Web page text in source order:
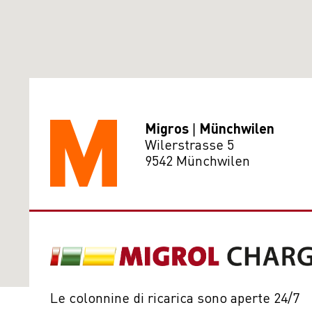
Migros | Münchwilen
Wilerstrasse 5
9542 Münchwilen
Le colonnine di ricarica sono aperte 24/7